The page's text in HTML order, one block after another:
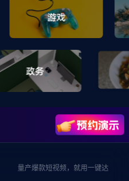
量产爆款短视频，就用一键达